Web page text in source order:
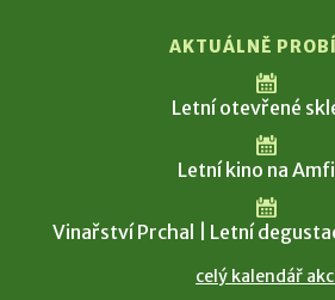
AKTUÁLNĚ
Letní otevřené
Letní kino na
Vinařství Prchal | Letní
celý kalendář